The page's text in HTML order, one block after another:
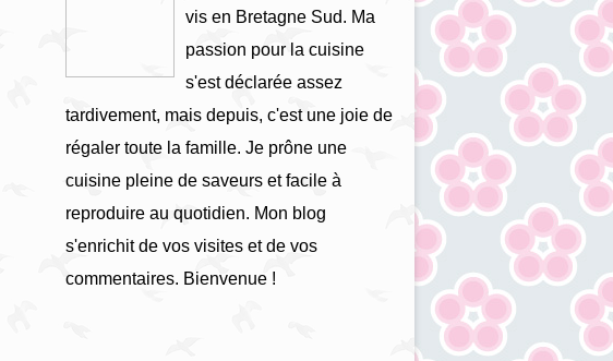
vis en Bretagne Sud. Ma
passion pour la cuisine
s'est déclarée assez
tardivement, mais depuis, c'est une joie de
régaler toute la famille. Je prône une
cuisine pleine de saveurs et facile à
reproduire au quotidien. Mon blog
s'enrichit de vos visites et de vos
commentaires. Bienvenue !